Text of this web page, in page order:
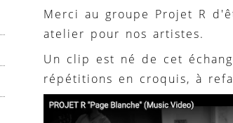
Merci au groupe Projet R
atelier pour nos artistes.
Un clip est né de cet
répétitions en croquis, à